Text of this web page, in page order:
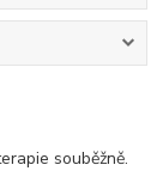
souběžně.